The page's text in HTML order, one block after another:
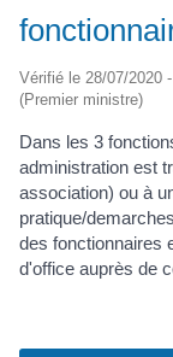
Vérifié le 28/07/2020
(Premier ministre)
Dans les 3
administration est
association) ou à
pratique/
des fonctionnaires
d'office auprès de